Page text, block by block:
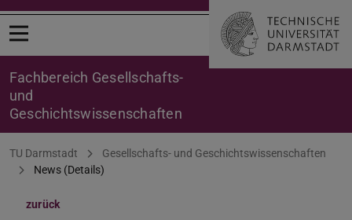
Menü öffnen
Fachbereich Gesellschafts-
und
Geschichtswissenschaften
Sie befinden sich hier:
TU Darmstadt
Gesellschafts- und Geschichtswissenschaften
News (Details)
zurück